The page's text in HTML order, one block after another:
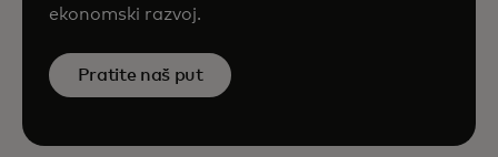
ekonomski razvoj.
Pratite naš put